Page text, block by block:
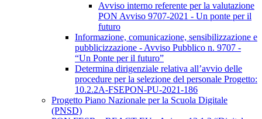
Avviso interno referente per la valutazione
PON Avviso 9707-2021 - Un ponte per il
futuro
Informazione, comunicazione, sensibilizzazione e
pubblicizzazione - Avviso Pubblico n. 9707 -
“Un Ponte per il futuro”
Determina dirigenziale relativa all’avvio delle
procedure per la selezione del personale Progetto:
10.2.2A-FSEPON-PU-2021-186
Progetto Piano Nazionale per la Scuola Digitale
(PNSD)